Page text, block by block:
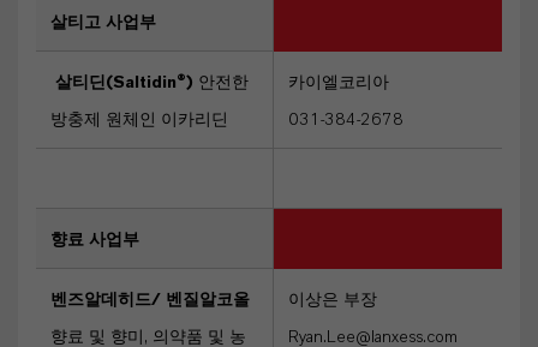
살티고 사업부
살티딘(Saltidin®) 안전한
방충제 원체인 이카리딘
카이엘코리아
031-384-2678
향료 사업부
벤즈알데히드/ 벤질알코올
향료 및 향미, 의약품 및 농
이상은 부장
Ryan.Lee@lanxess.com